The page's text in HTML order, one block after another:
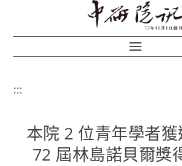
:::
本院 2 位青年學者
72 屆林島諾貝爾獎